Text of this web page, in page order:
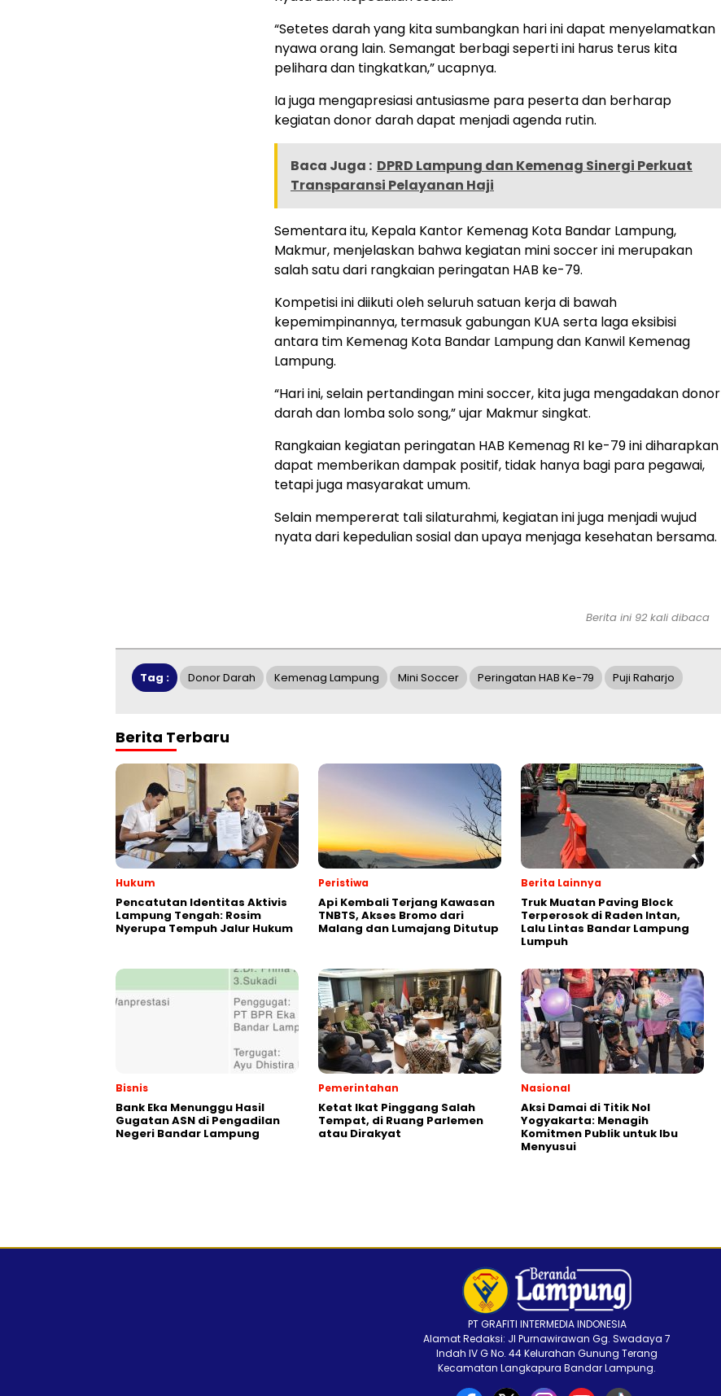
“Setetes darah yang kita sumbangkan hari ini dapat menyelamatkan
nyawa orang lain. Semangat berbagi seperti ini harus terus kita
pelihara dan tingkatkan,” ucapnya.
Ia juga mengapresiasi antusiasme para peserta dan berharap
kegiatan donor darah dapat menjadi agenda rutin.
Baca Juga : DPRD Lampung dan Kemenag Sinergi Perkuat
Transparansi Pelayanan Haji
Sementara itu, Kepala Kantor Kemenag Kota Bandar Lampung,
Makmur, menjelaskan bahwa kegiatan mini soccer ini merupakan
salah satu dari rangkaian peringatan HAB ke-79.
Kompetisi ini diikuti oleh seluruh satuan kerja di bawah
kepemimpinannya, termasuk gabungan KUA serta laga eksibisi
antara tim Kemenag Kota Bandar Lampung dan Kanwil Kemenag
Lampung.
“Hari ini, selain pertandingan mini soccer, kita juga mengadakan donor
darah dan lomba solo song,” ujar Makmur singkat.
Rangkaian kegiatan peringatan HAB Kemenag RI ke-79 ini diharapkan
dapat memberikan dampak positif, tidak hanya bagi para pegawai,
tetapi juga masyarakat umum.
Selain mempererat tali silaturahmi, kegiatan ini juga menjadi wujud
nyata dari kepedulian sosial dan upaya menjaga kesehatan bersama.
Berita ini 92 kali dibaca
Tag : Donor Darah Kemenag Lampung Mini Soccer Peringatan HAB Ke-79 Puji Raharjo
Berita Terbaru
Hukum
Pencatutan Identitas Aktivis
Lampung Tengah: Rosim
Nyerupa Tempuh Jalur Hukum
Peristiwa
Api Kembali Terjang Kawasan
TNBTS, Akses Bromo dari
Malang dan Lumajang Ditutup
Berita Lainnya
Truk Muatan Paving Block
Terperosok di Raden Intan,
Lalu Lintas Bandar Lampung
Lumpuh
Bisnis
Bank Eka Menunggu Hasil
Gugatan ASN di Pengadilan
Negeri Bandar Lampung
Pemerintahan
Ketat Ikat Pinggang Salah
Tempat, di Ruang Parlemen
atau Dirakyat
Nasional
Aksi Damai di Titik Nol
Yogyakarta: Menagih
Komitmen Publik untuk Ibu
Menyusui
PT GRAFITI INTERMEDIA INDONESIA
Alamat Redaksi: Jl Purnawirawan Gg. Swadaya 7
Indah IV G No. 44 Kelurahan Gunung Terang
Kecamatan Langkapura Bandar Lampung.